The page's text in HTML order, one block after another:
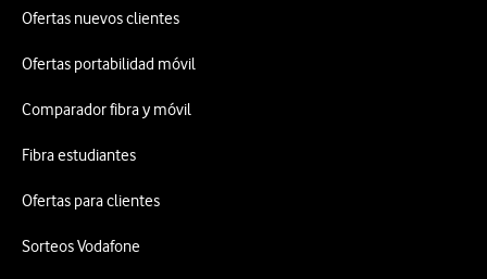
Ofertas nuevos clientes
Ofertas portabilidad móvil
Comparador fibra y móvil
Fibra estudiantes
Ofertas para clientes
Sorteos Vodafone